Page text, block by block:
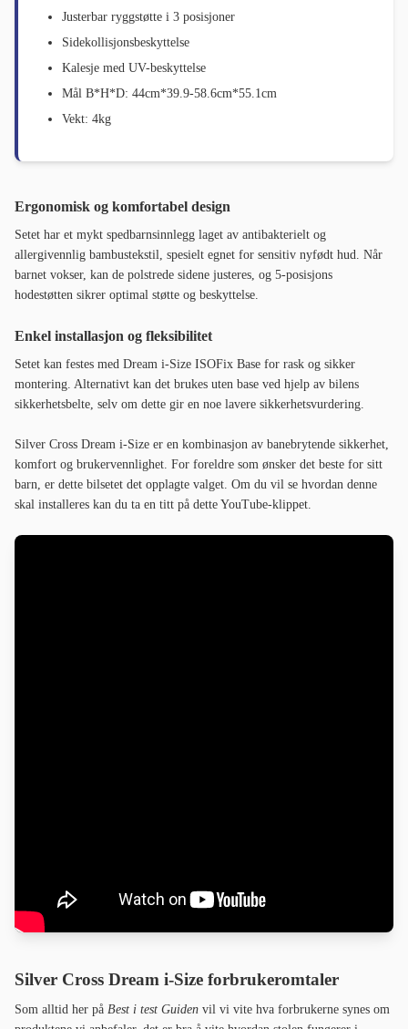
Justerbar ryggstøtte i 3 posisjoner
Sidekollisjonsbeskyttelse
Kalesje med UV-beskyttelse
Mål B*H*D: 44cm*39.9-58.6cm*55.1cm
Vekt: 4kg
Ergonomisk og komfortabel design
Setet har et mykt spedbarnsinnlegg laget av antibakterielt og
allergivennlig bambustekstil, spesielt egnet for sensitiv nyfødt hud. Når
barnet vokser, kan de polstrede sidene justeres, og 5-posisjons
hodestøtten sikrer optimal støtte og beskyttelse.
Enkel installasjon og fleksibilitet
Setet kan festes med Dream i-Size ISOFix Base for rask og sikker
montering. Alternativt kan det brukes uten base ved hjelp av bilens
sikkerhetsbelte, selv om dette gir en noe lavere sikkerhetsvurdering.
Silver Cross Dream i-Size er en kombinasjon av banebrytende sikkerhet,
komfort og brukervennlighet. For foreldre som ønsker det beste for sitt
barn, er dette bilsetet det opplagte valget. Om du vil se hvordan denne
skal installeres kan du ta en titt på dette YouTube-klippet.
Silver Cross Dream i-Size forbrukeromtaler
Som alltid her på Best i test Guiden vil vi vite hva forbrukerne synes om